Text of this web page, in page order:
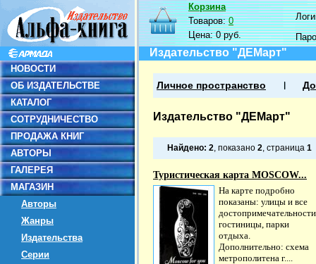
НОВОСТИ
ОБ ИЗДАТЕЛЬСТВЕ
КАТАЛОГ
СОТРУДНИЧЕСТВО
ПРОДАЖА КНИГ
АВТОРЫ
ГАЛЕРЕЯ
МАГАЗИН
Авторы
Жанры
Издательства
Серии
Корзина
Товаров:0
Цена:0 руб.
Издательство "ДЕМарт"
Личное пространство
Издательство "ДЕМарт"
Найдено: 2, показано 2, страница 1
Туристическая карта MOSCOW...
На карте подробно
показаны: улицы и все
гостиницы, парки
отдыха.
Дополнительно: схема
метрополитена г....